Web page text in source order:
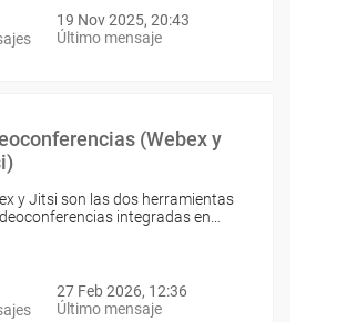
19 Nov 2025, 20:43
Último mensaje
(Webex y
y Jitsi son las dos herramientas
integradas en…
27 Feb 2026, 12:36
Último mensaje